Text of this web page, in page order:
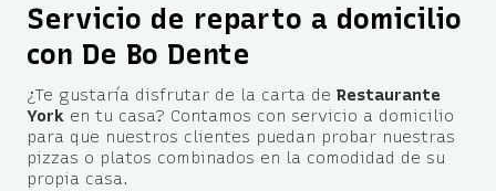
Servicio de reparto a domicilio
con De Bo Dente
¿Te gustaría disfrutar de la carta de Restaurante
York en tu casa? Contamos con servicio a domicilio
para que nuestros clientes puedan probar nuestras
pizzas o platos combinados en la comodidad de su
propia casa.